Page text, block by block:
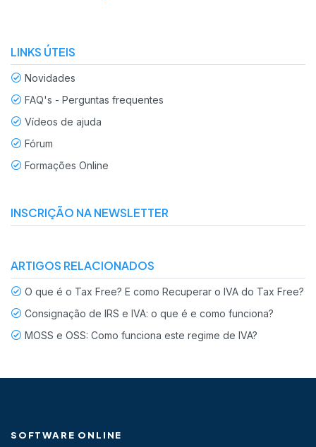
LINKS ÚTEIS
Novidades
FAQ's - Perguntas frequentes
Vídeos de ajuda
Fórum
Formações Online
INSCRIÇÃO NA NEWSLETTER
ARTIGOS RELACIONADOS
O que é o Tax Free? E como Recuperar o IVA do Tax Free?
Consignação de IRS e IVA: o que é e como funciona?
MOSS e OSS: Como funciona este regime de IVA?
SOFTWARE ONLINE